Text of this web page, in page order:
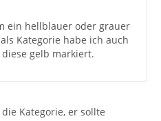
ein hellblauer oder grauer
Kategorie habe ich auch
gelb markiert.
Kategorie, er sollte